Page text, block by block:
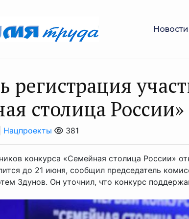
Новости
регистрация
столица России»
Нацпроекты 381
конкурса «Семейная столица России»
до 21 июня, сообщил председатель
Здунов. Он уточнил, что конкурс